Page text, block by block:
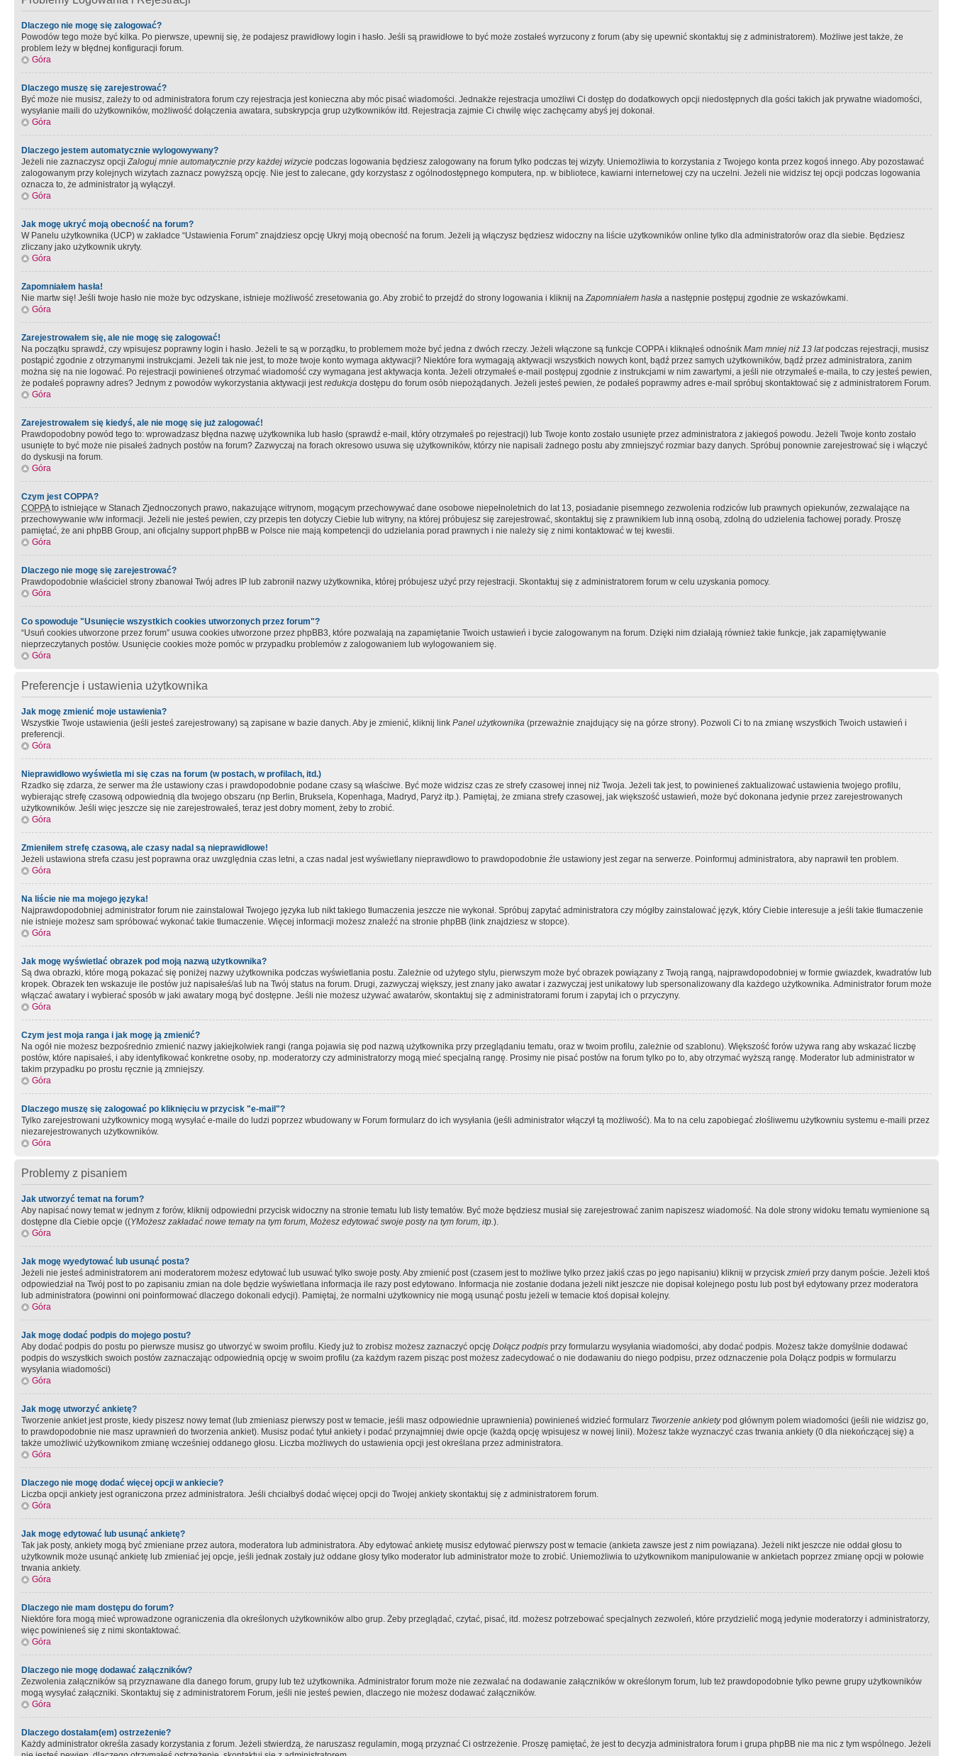
Dlaczego nie mogę się zalogować?
Powodów tego może być kilka. Po pierwsze, upewnij się, że podajesz prawidłowy login i hasło. Jeśli są prawidłowe to być może zostałeś wyrzucony z forum (aby się upewnić skontaktuj się z administratorem). Możliwe jest także, że
problem leży w błędnej konfiguracji forum.
Góra
Dlaczego muszę się zarejestrować?
Być może nie musisz, zależy to od administratora forum czy rejestracja jest konieczna aby móc pisać wiadomości. Jednakże rejestracja umożliwi Ci dostęp do dodatkowych opcji niedostępnych dla gości takich jak prywatne wiadomości,
wysyłanie maili do użytkowników, możliwość dołączenia awatara, subskrypcja grup użytkowników itd. Rejestracja zajmie Ci chwilę więc zachęcamy abyś jej dokonał.
Góra
Dlaczego jestem automatycznie wylogowywany?
Jeżeli nie zaznaczysz opcjiZaloguj mnie automatycznie przy każdej wizycie podczas logowania będziesz zalogowany na forum tylko podczas tej wizyty. Uniemożliwia to korzystania z Twojego konta przez kogoś innego. Aby pozostawać
zalogowanym przy kolejnych wizytach zaznacz powyższą opcję. Nie jest to zalecane, gdy korzystasz z ogólnodostępnego komputera, np. w bibliotece, kawiarni internetowej czy na uczelni. Jeżeli nie widzisz tej opcji podczas logowania
oznacza to, że administrator ją wyłączył.
Góra
Jak mogę ukryć moją obecność na forum?
W Panelu użytkownika (UCP) w zakładce “Ustawienia Forum” znajdziesz opcję Ukryj moją obecność na forum. Jeżeli ją włączysz będziesz widoczny na liście użytkowników online tylko dla administratorów oraz dla siebie. Będziesz
zliczany jako użytkownik ukryty.
Góra
Zapomniałem hasła!
Nie martw się! Jeśli twoje hasło nie może byc odzyskane, istnieje możliwość zresetowania go. Aby zrobić to przejdź do strony logowania i kliknij naZapomniałem hasła a następnie postępuj zgodnie ze wskazówkami.
Góra
Zarejestrowałem się, ale nie mogę się zalogować!
Na początku sprawdź, czy wpisujesz poprawny login i hasło. Jeżeli te są w porządku, to problemem może być jedna z dwóch rzeczy. Jeżeli włączone są funkcje COPPA i kliknąłeś odnośnik Mam mniej niż 13 latpodczas rejestracji, musisz
postąpić zgodnie z otrzymanymi instrukcjami. Jeżeli tak nie jest, to może twoje konto wymaga aktywacji? Niektóre fora wymagają aktywacji wszystkich nowych kont, bądź przez samych użytkowników, bądź przez administratora, zanim
można się na nie logować. Po rejestracji powinieneś otrzymać wiadomość czy wymagana jest aktywacja konta. Jeżeli otrzymałeś e-mail postępuj zgodnie z instrukcjami w nim zawartymi, a jeśli nie otrzymałeś e-maila, to czy jesteś pewien,
że podałeś poprawny adres? Jednym z powodów wykorzystania aktywacji jestredukcja dostępu do forum osób niepożądanych. Jeżeli jesteś pewien, że podałeś poprawmy adres e-mail spróbuj skontaktować się z administratorem Forum.
Góra
Zarejestrowałem się kiedyś, ale nie mogę się już zalogować!
Prawdopodobny powód tego to: wprowadzasz błędna nazwę użytkownika lub hasło (sprawdź e-mail, który otrzymałeś po rejestracji) lub Twoje konto zostało usunięte przez administratora z jakiegoś powodu. Jeżeli Twoje konto zostało
usunięte to być może nie pisałeś żadnych postów na forum? Zazwyczaj na forach okresowo usuwa się użytkowników, którzy nie napisali żadnego postu aby zmniejszyć rozmiar bazy danych. Spróbuj ponownie zarejestrować się i włączyć
do dyskusji na forum.
Góra
Czym jest COPPA?
COPPAto istniejące w Stanach Zjednoczonych prawo, nakazujące witrynom, mogącym przechowywać dane osobowe niepełnoletnich do lat 13, posiadanie pisemnego zezwolenia rodziców lub prawnych opiekunów, zezwalające na
przechowywanie w/w informacji. Jeżeli nie jesteś pewien, czy przepis ten dotyczy Ciebie lub witryny, na której próbujesz się zarejestrować, skontaktuj się z prawnikiem lub inną osobą, zdolną do udzielenia fachowej porady. Proszę
pamiętać, że ani phpBB Group, ani oficjalny support phpBB w Polsce nie mają kompetencji do udzielania porad prawnych i nie należy się z nimi kontaktować w tej kwestii.
Góra
Dlaczego nie mogę się zarejestrować?
Prawdopodobnie właściciel strony zbanował Twój adres IP lub zabronił nazwy użytkownika, której próbujesz użyć przy rejestracji. Skontaktuj się z administratorem forum w celu uzyskania pomocy.
Góra
Co spowoduje "Usunięcie wszystkich cookies utworzonych przez forum"?
“Usuń cookies utworzone przez forum” usuwa cookies utworzone przez phpBB3, które pozwalają na zapamiętanie Twoich ustawień i bycie zalogowanym na forum. Dzięki nim działają również takie funkcje, jak zapamiętywanie
nieprzeczytanych postów. Usunięcie cookies może pomóc w przypadku problemów z zalogowaniem lub wylogowaniem się.
Góra
Preferencje i ustawienia użytkownika
Jak mogę zmienić moje ustawienia?
Wszystkie Twoje ustawienia (jeśli jesteś zarejestrowany) są zapisane w bazie danych. Aby je zmienić, kliknij link Panel użytkownika (przeważnie znajdujący się na górze strony). Pozwoli Ci to na zmianę wszystkich Twoich ustawień i
preferencji.
Góra
Nieprawidłowo wyświetla mi się czas na forum (w postach, w profilach, itd.)
Rzadko się zdarza, że serwer ma źle ustawiony czas i prawdopodobnie podane czasy są właściwe. Być może widzisz czas ze strefy czasowej innej niż Twoja. Jeżeli tak jest, to powinieneś zaktualizować ustawienia twojego profilu,
wybierając strefę czasową odpowiednią dla twojego obszaru (np Berlin, Bruksela, Kopenhaga, Madryd, Paryż itp.). Pamiętaj, że zmiana strefy czasowej, jak większość ustawień, może być dokonana jedynie przez zarejestrowanych
użytkowników. Jeśli więc jeszcze się nie zarejestrowałeś, teraz jest dobry moment, żeby to zrobić.
Góra
Zmieniłem strefę czasową, ale czasy nadal są nieprawidłowe!
Jeżeli ustawiona strefa czasu jest poprawna oraz uwzględnia czas letni, a czas nadal jest wyświetlany nieprawdłowo to prawdopodobnie źle ustawiony jest zegar na serwerze. Poinformuj administratora, aby naprawił ten problem.
Góra
Na liście nie ma mojego języka!
Najprawdopodobniej administrator forum nie zainstalował Twojego języka lub nikt takiego tłumaczenia jeszcze nie wykonał. Spróbuj zapytać administratora czy mógłby zainstalować język, który Ciebie interesuje a jeśli takie tłumaczenie
nie istnieje możesz sam spróbować wykonać takie tłumaczenie. Więcej informacji możesz znaleźć na stronie phpBB (link znajdziesz w stopce).
Góra
Jak mogę wyświetlać obrazek pod moją nazwą użytkownika?
Są dwa obrazki, które mogą pokazać się poniżej nazwy użytkownika podczas wyświetlania postu. Zależnie od użytego stylu, pierwszym może być obrazek powiązany z Twoją rangą, najprawdopodobniej w formie gwiazdek, kwadratów lub
kropek. Obrazek ten wskazuje ile postów już napisałeś/aś lub na Twój status na forum. Drugi, zazwyczaj większy, jest znany jako awatar i zazwyczaj jest unikatowy lub spersonalizowany dla każdego użytkownika. Administrator forum może
włączać awatary i wybierać sposób w jaki awatary mogą być dostępne. Jeśli nie możesz używać awatarów, skontaktuj się z administratorami forum i zapytaj ich o przyczyny.
Góra
Czym jest moja ranga i jak mogę ją zmienić?
Na ogół nie możesz bezpośrednio zmienić nazwy jakiejkolwiek rangi (ranga pojawia się pod nazwą użytkownika przy przeglądaniu tematu, oraz w twoim profilu, zależnie od szablonu). Większość forów używa rang aby wskazać liczbę
postów, które napisałeś, i aby identyfikować konkretne osoby, np. moderatorzy czy administratorzy mogą mieć specjalną rangę. Prosimy nie pisać postów na forum tylko po to, aby otrzymać wyższą rangę. Moderator lub administrator w
takim przypadku po prostu ręcznie ją zmniejszy.
Góra
Dlaczego muszę się zalogować po kliknięciu w przycisk "e-mail"?
Tylko zarejestrowani użytkownicy mogą wysyłać e-maile do ludzi poprzez wbudowany w Forum formularz do ich wysyłania (jeśli administrator włączył tą możliwość). Ma to na celu zapobiegać złośliwemu użytkowniu systemu e-maili przez
niezarejestrowanych użytkowników.
Góra
Problemy z pisaniem
Jak utworzyć temat na forum?
Aby napisać nowy temat w jednym z forów, kliknij odpowiedni przycisk widoczny na stronie tematu lub listy tematów. Być może będziesz musiał się zarejestrować zanim napiszesz wiadomość. Na dole strony widoku tematu wymienione są
dostępne dla Ciebie opcje ((YMożesz zakładać nowe tematy na tym forum, Możesz edytować swoje posty na tym forum, itp.).
Góra
Jak mogę wyedytować lub usunąć posta?
Jeżeli nie jesteś administratorem ani moderatorem możesz edytować lub usuwać tylko swoje posty. Aby zmienić post (czasem jest to możliwe tylko przez jakiś czas po jego napisaniu) kliknij w przycisk zmień przy danym poście. Jeżeli ktoś
odpowiedział na Twój post to po zapisaniu zmian na dole będzie wyświetlana informacja ile razy post edytowano. Informacja nie zostanie dodana jeżeli nikt jeszcze nie dopisał kolejnego postu lub post był edytowany przez moderatora
lub administratora (powinni oni poinformować dlaczego dokonali edycji). Pamiętaj, że normalni użytkownicy nie mogą usunąć postu jeżeli w temacie ktoś dopisał kolejny.
Góra
Jak mogę dodać podpis do mojego postu?
Aby dodać podpis do postu po pierwsze musisz go utworzyć w swoim profilu. Kiedy już to zrobisz możesz zaznaczyć opcję Dołącz podpis przy formularzu wysyłania wiadomości, aby dodać podpis. Możesz także domyślnie dodawać
podpis do wszystkich swoich postów zaznaczając odpowiednią opcję w swoim profilu (za każdym razem pisząc post możesz zadecydować o nie dodawaniu do niego podpisu, przez odznaczenie pola Dołącz podpis w formularzu
wysyłania wiadomości)
Góra
Jak mogę utworzyć ankietę?
Tworzenie ankiet jest proste, kiedy piszesz nowy temat (lub zmieniasz pierwszy post w temacie, jeśli masz odpowiednie uprawnienia) powinieneś widzieć formularz Tworzenie ankietypod głównym polem wiadomości (jeśli nie widzisz go,
to prawdopodobnie nie masz uprawnień do tworzenia ankiet). Musisz podać tytuł ankiety i podać przynajmniej dwie opcje (każdą opcję wpisujesz w nowej linii). Możesz także wyznaczyć czas trwania ankiety (0 dla niekończącej się) a
także umożliwić użytkownikom zmianę wcześniej oddanego głosu. Liczba możliwych do ustawienia opcji jest określana przez administratora.
Góra
Dlaczego nie mogę dodać więcej opcji w ankiecie?
Liczba opcji ankiety jest ograniczona przez administratora. Jeśli chciałbyś dodać więcej opcji do Twojej ankiety skontaktuj się z administratorem forum.
Góra
Jak mogę edytować lub usunąć ankietę?
Tak jak posty, ankiety mogą być zmieniane przez autora, moderatora lub administratora. Aby edytować ankietę musisz edytować pierwszy post w temacie (ankieta zawsze jest z nim powiązana). Jeżeli nikt jeszcze nie oddał głosu to
użytkownik może usunąć ankietę lub zmieniać jej opcje, jeśli jednak zostały już oddane głosy tylko moderator lub administrator może to zrobić. Uniemożliwia to użytkownikom manipulowanie w ankietach poprzez zmianę opcji w połowie
trwania ankiety.
Góra
Dlaczego nie mam dostępu do forum?
Niektóre fora mogą mieć wprowadzone ograniczenia dla określonych użytkowników albo grup. Żeby przeglądać, czytać, pisać, itd. możesz potrzebować specjalnych zezwoleń, które przydzielić mogą jedynie moderatorzy i administratorzy,
więc powinieneś się z nimi skontaktować.
Góra
Dlaczego nie mogę dodawać załączników?
Zezwolenia załączników są przyznawane dla danego forum, grupy lub też użytkownika. Administrator forum może nie zezwalać na dodawanie załączników w określonym forum, lub też prawdopodobnie tylko pewne grupy użytkowników
mogą wysyłać załączniki. Skontaktuj się z administratorem Forum, jeśli nie jesteś pewien, dlaczego nie możesz dodawać załączników.
Góra
Dlaczego dostałam(em) ostrzeżenie?
Każdy administrator określa zasady korzystania z forum. Jeżeli stwierdzą, że naruszasz regulamin, mogą przyznać Ci ostrzeżenie. Proszę pamiętać, że jest to decyzja administratora forum i grupa phpBB nie ma nic z tym wspólnego. Jeżeli